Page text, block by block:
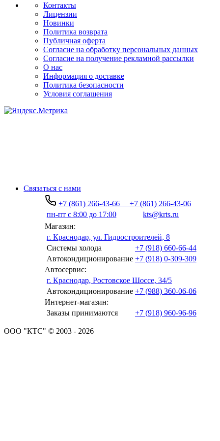
Контакты
Лицензии
Новинки
Политика возврата
Публичная оферта
Согласие на обработку персональных данных
Согласие на получение рекламной рассылки
О нас
Информация о доставке
Политика безопасности
Условия соглашения
Связаться с нами
+7 (861) 266-43-66
+7 (861) 266-43-06
пн-пт с 8:00 до 17:00
kts@krts.ru
Магазин:
г. Краснодар, ул. Гидростроителей, 8
Системы холода
+7 (918) 660-66-44
Автокондиционирование +7 (918) 0-309-309
Автосервис:
г. Краснодар, Ростовское Шоссе, 34/5
Автокондиционирование +7 (988) 360-06-06
Интернет-магазин:
Заказы принимаются
+7 (918) 960-96-96
ООО "КТС" © 2003 - 2026